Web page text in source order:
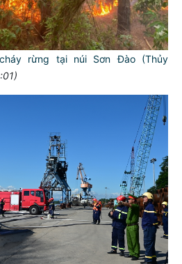
rừng tại núi Sơn Đào (Thủy